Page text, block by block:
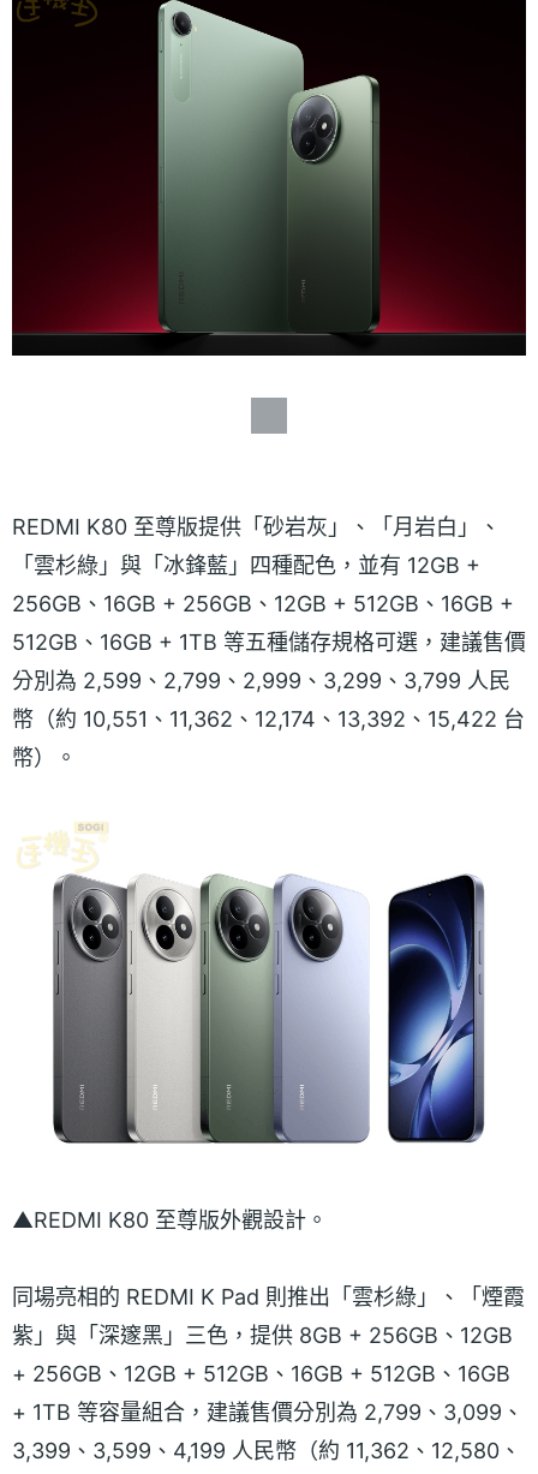
REDMI K80 至尊版提供「砂岩灰」、「月岩白」、
「雲杉綠」與「冰鋒藍」四種配色，並有 12GB +
256GB、16GB + 256GB、12GB + 512GB、16GB +
512GB、16GB + 1TB 等五種儲存規格可選，建議售價
分別為 2,599、2,799、2,999、3,299、3,799 人民
幣（約 10,551、11,362、12,174、13,392、15,422 台
幣）。
▲REDMI K80 至尊版外觀設計。
同場亮相的 REDMI K Pad 則推出「雲杉綠」、「煙霞
紫」與「深邃黑」三色，提供 8GB + 256GB、12GB
+ 256GB、12GB + 512GB、16GB + 512GB、16GB
+ 1TB 等容量組合，建議售價分別為 2,799、3,099、
3,399、3,599、4,199 人民幣（約 11,362、12,580、